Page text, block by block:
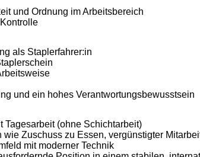
und Ordnung im Arbeitsbereich
als Staplerfahrer:in
und ein hohes Verantwortungsbewusstsein
Tagesarbeit (ohne Schichtarbeit)
Zuschuss zu Essen, vergünstigter
mit moderner Technik